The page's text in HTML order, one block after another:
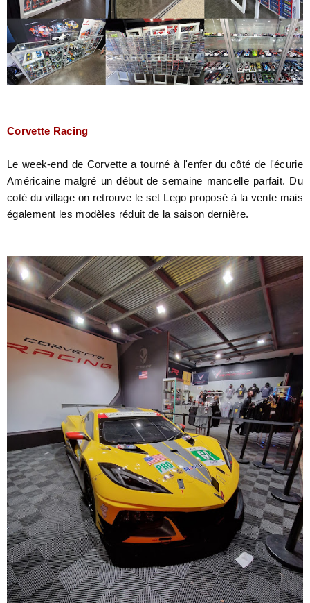
Corvette Racing
Le week-end de Corvette a tourné à l'enfer du côté de l'écurie
Américaine malgré un début de semaine mancelle parfait. Du
coté du village on retrouve le set Lego proposé à la vente mais
également les modèles réduit de la saison dernière.